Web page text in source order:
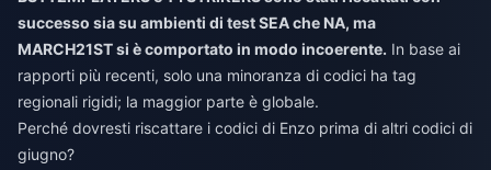
successo sia su ambienti di test SEA che NA, ma
MARCH21ST si è comportato in modo incoerente. In base ai
rapporti più recenti, solo una minoranza di codici ha tag
regionali rigidi; la maggior parte è globale.
Perché dovresti riscattare i codici di Enzo prima di altri codici di
giugno?